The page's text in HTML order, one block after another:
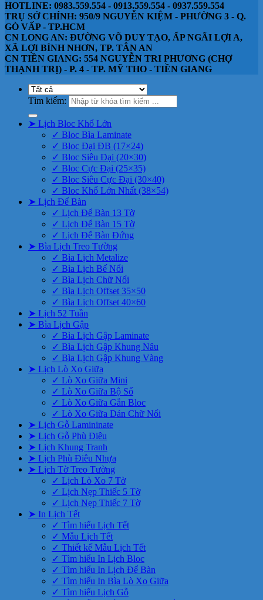
HOTLINE: 0983.559.554 - 0913.559.554 - 0937.559.554
TRỤ SỞ CHÍNH: 950/9 NGUYỄN KIỆM - PHƯỜNG 3 - Q.
GÒ VẤP - TP.HCM
CN LONG AN: ĐƯỜNG VÕ DUY TẠO, ẤP NGÃI LỢI A,
XÃ LỢI BÌNH NHƠN, TP. TÂN AN
CN TIỀN GIANG: 554 NGUYỄN TRI PHƯƠNG (CHỢ
THẠNH TRỊ) - P. 4 - TP. MỸ THO - TIỀN GIANG
Tìm kiếm:
➤ Lịch Bloc Khổ Lớn
✓ Bloc Bìa Laminate
✓ Bloc Đại ĐB (17×24)
✓ Bloc Siêu Đại (20×30)
✓ Bloc Cực Đại (25×35)
✓ Bloc Siêu Cực Đại (30×40)
✓ Bloc Khổ Lớn Nhất (38×54)
➤ Lịch Để Bàn
✓ Lịch Để Bàn 13 Tờ
✓ Lịch Để Bàn 15 Tờ
✓ Lịch Để Bàn Đứng
➤ Bìa Lịch Treo Tường
✓ Bìa Lịch Metalize
✓ Bìa Lịch Bế Nổi
✓ Bìa Lịch Chữ Nổi
✓ Bìa Lịch Offset 35×50
✓ Bìa Lịch Offset 40×60
➤ Lịch 52 Tuần
➤ Bìa Lịch Gập
✓ Bìa Lịch Gập Laminate
✓ Bìa Lịch Gập Khung Nâu
✓ Bìa Lịch Gập Khung Vàng
➤ Lịch Lò Xo Giữa
✓ Lò Xo Giữa Mini
✓ Lò Xo Giữa Bộ Số
✓ Lò Xo Giữa Gắn Bloc
✓ Lò Xo Giữa Dán Chữ Nổi
➤ Lịch Gỗ Lamininate
➤ Lịch Gỗ Phù Điêu
➤ Lịch Khung Tranh
➤ Lịch Phù Điêu Nhựa
➤ Lịch Tờ Treo Tường
✓ Lịch Lò Xo 7 Tờ
✓ Lịch Nẹp Thiếc 5 Tờ
✓ Lịch Nẹp Thiếc 7 Tờ
➤ In Lịch Tết
✓ Tìm hiểu Lịch Tết
✓ Mẫu Lịch Tết
✓ Thiết kế Mẫu Lịch Tết
✓ Tìm hiểu In Lịch Bloc
✓ Tìm hiểu In Lịch Để Bàn
✓ Tìm hiểu In Bìa Lò Xo Giữa
✓ Tìm hiểu Lịch Gỗ